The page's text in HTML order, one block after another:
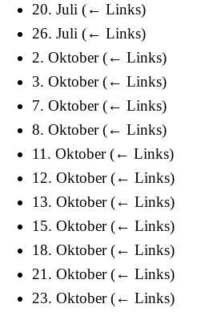
20. Juli (← Links)
26. Juli (← Links)
2. Oktober (← Links)
3. Oktober (← Links)
7. Oktober (← Links)
8. Oktober (← Links)
11. Oktober (← Links)
12. Oktober (← Links)
13. Oktober (← Links)
15. Oktober (← Links)
18. Oktober (← Links)
21. Oktober (← Links)
23. Oktober (← Links)